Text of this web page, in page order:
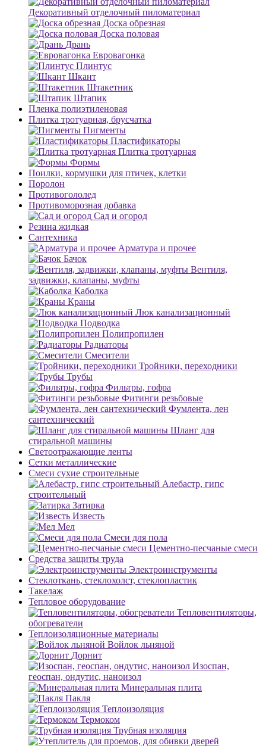
Декоративный отделочный пиломатериал
Доска обрезная
Доска половая
Дрань
Евровагонка
Плинтус
Шкант
Штакетник
Штапик
Пленка полиэтиленовая
Плитка тротуарная, брусчатка
Пигменты
Пластификаторы
Плитка тротуарная
Формы
Поилки, кормушки для птичек, клетки
Поролон
Противогололед
Противоморозная добавка
Сад и огород
Резина жидкая
Сантехника
Арматура и прочее
Бачок
Вентиля,
задвижки, клапаны, муфты
Каболка
Краны
Люк канализационный
Подводка
Полипропилен
Радиаторы
Смесители
Тройники, переходники
Трубы
Фильтры, гофра
Фитинги резьбовые
Фумлента, лен
сантехнический
Шланг для
стиральной машины
Светоотражающие ленты
Сетки металлические
Смеси сухие строительные
Алебастр, гипс
строительный
Затирка
Известь
Мел
Смеси для пола
Цементно-песчаные смеси
Средства защиты труда
Электроинструменты
Стеклоткань, стеклохолст, стеклопластик
Такелаж
Тепловое оборудование
Тепловентиляторы,
обогреватели
Теплоизоляционные материалы
Войлок льняной
Дорнит
Изоспан,
геоспан, ондутис, наноизол
Минеральная плита
Пакля
Теплоизоляция
Термоком
Трубная изоляция